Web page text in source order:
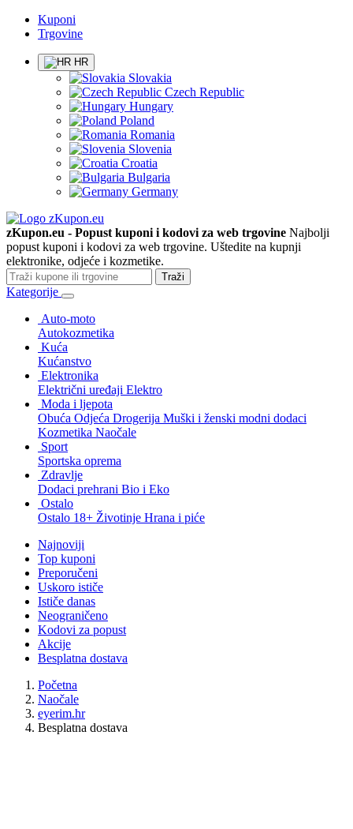
Kuponi
Trgovine
HR
Slovakia
Czech Republic
Hungary
Poland
Romania
Slovenia
Croatia
Bulgaria
Germany
zKupon.eu - Popust kuponi i kodovi za web trgovine Najbolji
popust kuponi i kodovi za web trgovine. Uštedite na kupnji
elektronike, odjeće i kozmetike.
Traži
Kategorije
Auto-moto
Autokozmetika
Kuća
Kućanstvo
Elektronika
Električni uređaji Elektro
Moda i ljepota
Obuća Odjeća Drogerija Muški i ženski modni dodaci
Kozmetika Naočale
Sport
Sportska oprema
Zdravlje
Dodaci prehrani Bio i Eko
Ostalo
Ostalo 18+ Životinje Hrana i piće
Najnoviji
Top kuponi
Preporučeni
Uskoro ističe
Ističe danas
Neograničeno
Kodovi za popust
Akcije
Besplatna dostava
Početna
Naočale
eyerim.hr
Besplatna dostava